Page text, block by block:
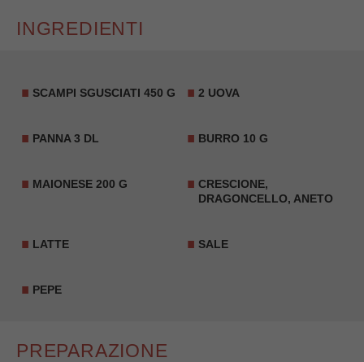
INGREDIENTI
SCAMPI SGUSCIATI 450 G 2 UOVA
PANNA 3 DL BURRO 10 G
MAIONESE 200 G
CRESCIONE,
DRAGONCELLO, ANETO
LATTE SALE
PEPE
PREPARAZIONE